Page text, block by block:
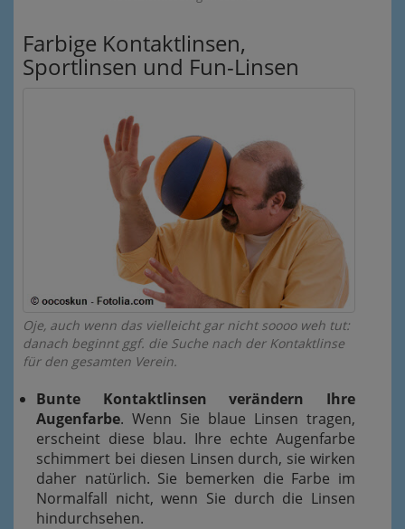
Farbige Kontaktlinsen,
Sportlinsen und Fun-Linsen
Oje, auch wenn das vielleicht gar nicht soooo weh tut:
danach beginnt ggf. die Suche nach der Kontaktlinse
für den gesamten Verein.
Bunte Kontaktlinsen verändern Ihre
Augenfarbe. Wenn Sie blaue Linsen tragen,
erscheint diese blau. Ihre echte Augenfarbe
schimmert bei diesen Linsen durch, sie wirken
daher natürlich. Sie bemerken die Farbe im
Normalfall nicht, wenn Sie durch die Linsen
hindurchsehen.